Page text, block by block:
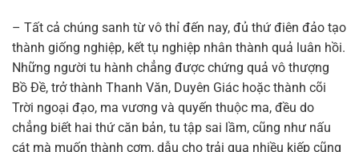
– Tất cả chúng sanh từ vô thỉ đến nay, đủ thứ điên đảo tạo
thành giống nghiệp, kết tụ nghiệp nhân thành quả luân hồi.
Những người tu hành chẳng được chứng quả vô thượng
Bồ Đề, trở thành Thanh Văn, Duyên Giác hoặc thành cõi
Trời ngoại đạo, ma vương và quyến thuộc ma, đều do
chẳng biết hai thứ căn bản, tu tập sai lầm, cũng như nấu
cát mà muốn thành cơm, dẫu cho trải qua nhiều kiếp cũng